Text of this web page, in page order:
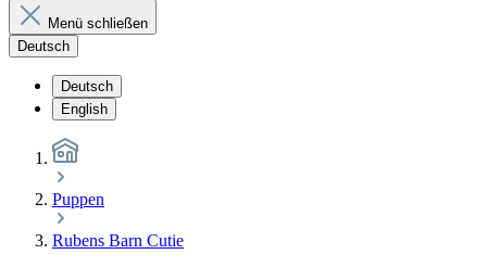
Menü schließen
Deutsch
Deutsch
English
Puppen
Rubens Barn Cutie